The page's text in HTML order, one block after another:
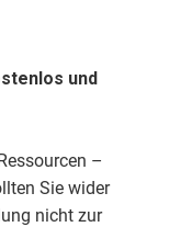
und
–
Sie wider
nicht zur